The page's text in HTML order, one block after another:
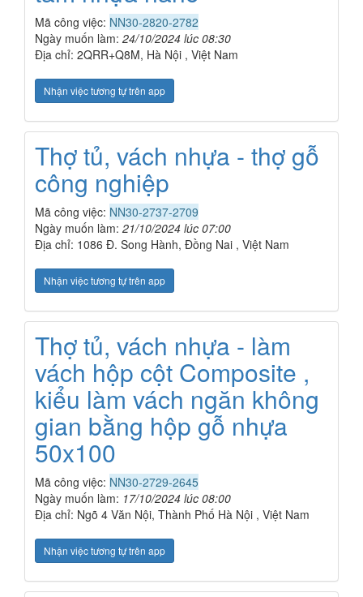
Mã công việc: NN30-2820-2782
Ngày muốn làm: 24/10/2024 lúc 08:30
Địa chỉ: 2QRR+Q8M, Hà Nội , Việt Nam
Nhận việc tương tự trên app
Thợ tủ, vách nhựa - thợ gỗ
công nghiệp
Mã công việc: NN30-2737-2709
Ngày muốn làm: 21/10/2024 lúc 07:00
Địa chỉ: 1086 Đ. Song Hành, Đồng Nai , Việt Nam
Nhận việc tương tự trên app
Thợ tủ, vách nhựa - làm
vách hộp cột Composite ,
kiểu làm vách ngăn không
gian bằng hộp gỗ nhựa
50x100
Mã công việc: NN30-2729-2645
Ngày muốn làm: 17/10/2024 lúc 08:00
Địa chỉ: Ngõ 4 Văn Nội, Thành Phố Hà Nội , Việt Nam
Nhận việc tương tự trên app